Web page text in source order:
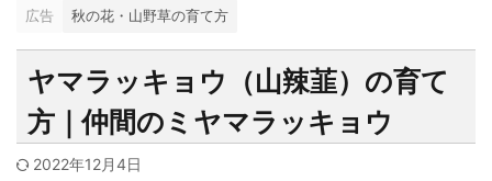
広告 秋の花・山野草の育て方
ヤマラッキョウ（山辣韮）の育て
方｜仲間のミヤマラッキョウ
2022年12月4日